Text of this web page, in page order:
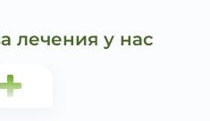
лечения у нас